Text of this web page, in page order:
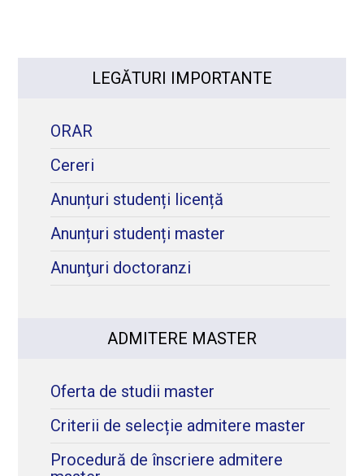
LEGĂTURI IMPORTANTE
ORAR
Cereri
Anunțuri studenți licență
Anunțuri studenți master
Anunţuri doctoranzi
ADMITERE MASTER
Oferta de studii master
Criterii de selecție admitere master
Procedură de înscriere admitere